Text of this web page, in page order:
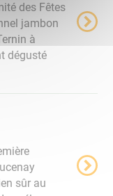
des Fêtes
jambon
à
dégusté
sûr au